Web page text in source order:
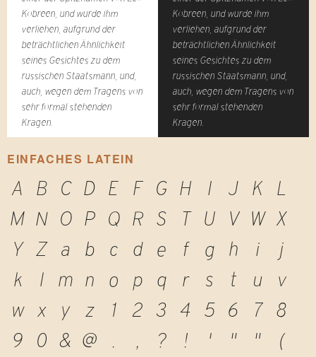
Kobreen, und wurde ihm
verliehen, aufgrund der
beträchtlichen Ähnlichkeit
seines Gesichtes zu dem
russischen Staatsmann, und,
auch, wegen dem Tragens von
sehr formal stehenden
Kragen.
Kobreen, und wurde ihm
verliehen, aufgrund der
beträchtlichen Ähnlichkeit
seines Gesichtes zu dem
russischen Staatsmann, und,
auch, wegen dem Tragens von
sehr formal stehenden
Kragen.
EINFACHES LATEIN
A B C D E F G H I J K L
M N O P Q R S T U V W X
Y Z a b c d e f g h i
j
k
l m n o p q r s t u
v
w x y z 1 2 3 4 5 6 7
8
9 0 & @ . , ? ! ' " "
(